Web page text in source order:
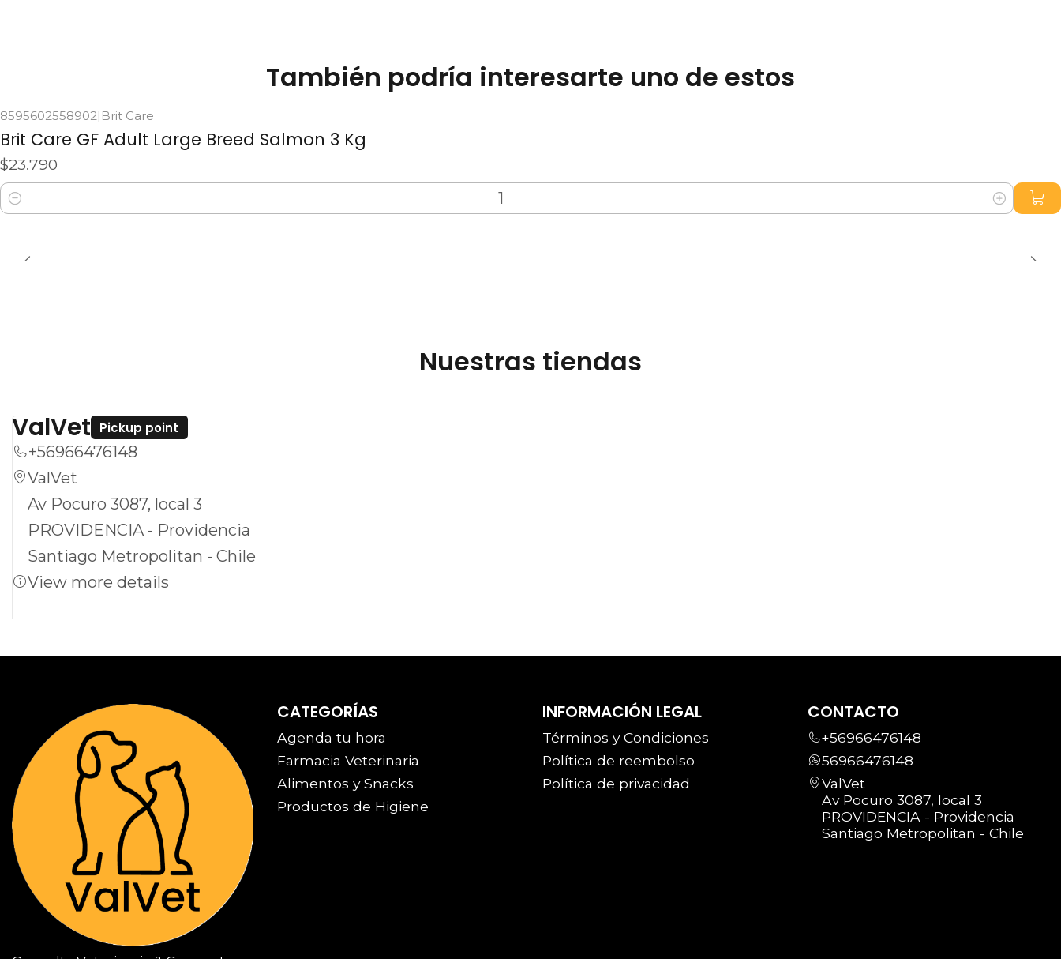
También podría interesarte uno de estos
8595602558902| Brit Care
Brit Care GF Adult Large Breed Salmon 3 Kg
$23.790
Cantidad
Nuestras tiendas
ValVet Pickup point
+56966476148
ValVet
Av Pocuro 3087, local 3
PROVIDENCIA - Providencia
Santiago Metropolitan - Chile
View more details
CATEGORÍAS
Agenda tu hora
Farmacia Veterinaria
Alimentos y Snacks
Productos de Higiene
INFORMACIÓN LEGAL
Términos y Condiciones
Política de reembolso
Política de privacidad
CONTACTO
+56966476148
56966476148
ValVet
Av Pocuro 3087, local 3
PROVIDENCIA - Providencia
Santiago Metropolitan - Chile